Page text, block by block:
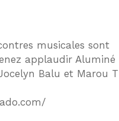
musicales sont
applaudir Aluminé
Balu et Marou